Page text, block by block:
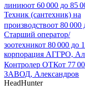
линиюот 60 000 до 85
Техник (сантехник) на
производствоот 80 000
Старший оператор/
зоотехникот 80 000 до
корпорация АГГРО,
Контролер ОТКот 77
ЗАВОД, Александров
HeadHunter